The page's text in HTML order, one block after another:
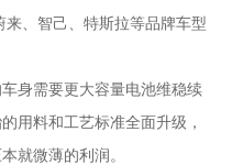
、智己、特斯拉等品牌车型
身需要更大容量电池维稳续
用料和工艺标准全面升级，
就微薄的利润。